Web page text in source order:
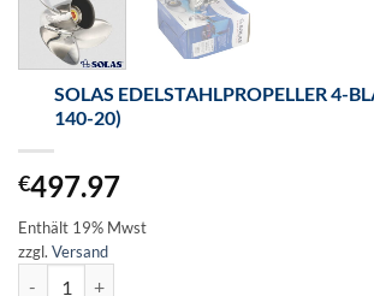
SOLAS EDELSTAHLPROPELLER 4-
140-20)
€497.97
Enthält 19% Mwst
zzgl. Versand